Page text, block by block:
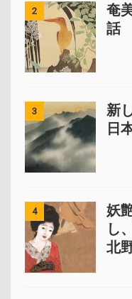
2
奄
話
3
新
日
4
妖
し
北